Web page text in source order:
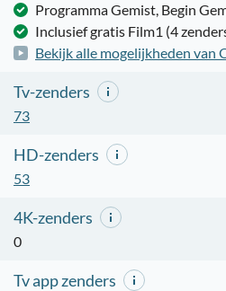
Programma Gemist, Begin
Inclusief gratis Film1 (4
Bekijk alle mogelijkheden van
Tv-zenders
73
HD-zenders
53
4K-zenders
0
Tv app zenders